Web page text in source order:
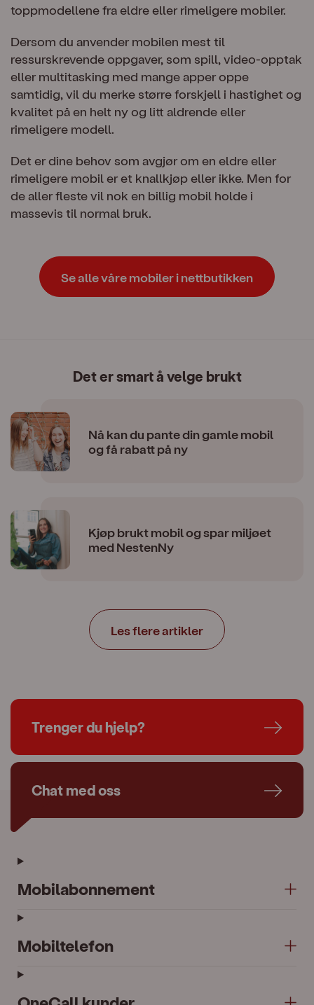
toppmodellene fra eldre eller rimeligere mobiler.
Dersom du anvender mobilen mest til
ressurskrevende oppgaver, som spill, video-opptak
eller multitasking med mange apper oppe
samtidig, vil du merke større forskjell i hastighet og
kvalitet på en helt ny og litt aldrende eller
rimeligere modell.
Det er dine behov som avgjør om en eldre eller
rimeligere mobil er et knallkjøp eller ikke. Men for
de aller fleste vil nok en billig mobil holde i
massevis til normal bruk.
Se alle våre mobiler i nettbutikken
Det er smart å velge brukt
Nå kan du pante din gamle mobil
og få rabatt på ny
Kjøp brukt mobil og spar miljøet
med NestenNy
Les flere artikler
Trenger du hjelp?
Chat med oss
Mobilabonnement
Mobiltelefon